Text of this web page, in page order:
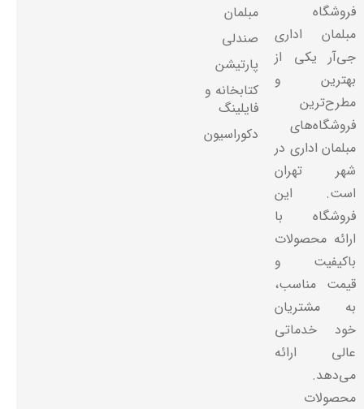
فروشگاه
مبلمان اداری
جی‌آر یکی از
بهترین و
مطرح‌ترین
فروشگاه‌های
مبلمان اداری در
شهر تهران
است. این
فروشگاه با
ارائه محصولات
باکیفیت و
قیمت مناسب،
به مشتریان
خود خدماتی
عالی ارائه
می‌دهد.
محصولات
مبلمان
صندلی
پارتیشن
کتابخانه و
فایلینگ
دکوراسیون